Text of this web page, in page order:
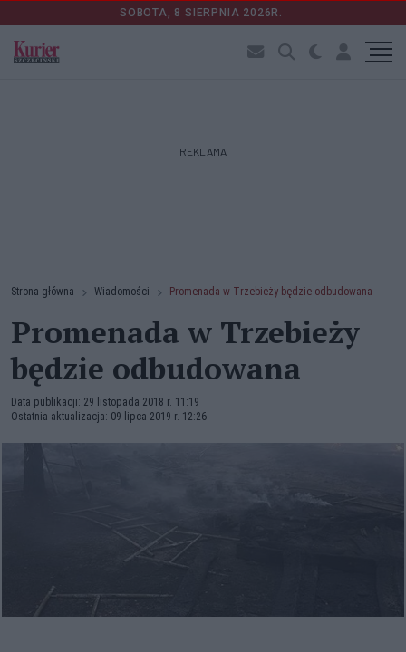
SOBOTA, 8 SIERPNIA 2026R.
REKLAMA
Strona główna Wiadomości Promenada w Trzebieży będzie odbudowana
Promenada w Trzebieży
będzie odbudowana
Data publikacji: 29 listopada 2018 r. 11:19
Ostatnia aktualizacja: 09 lipca 2019 r. 12:26